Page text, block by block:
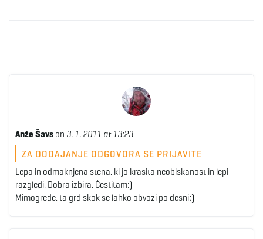
Anže Šavs on 3. 1. 2011 at 13:23
ZA DODAJANJE ODGOVORA SE PRIJAVITE
Lepa in odmaknjena stena, ki jo krasita neobiskanost in lepi
razgledi. Dobra izbira, Čestitam:)
Mimogrede, ta grd skok se lahko obvozi po desni;)